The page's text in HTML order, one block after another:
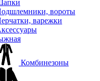
вороты
варежки
Комбинезоны